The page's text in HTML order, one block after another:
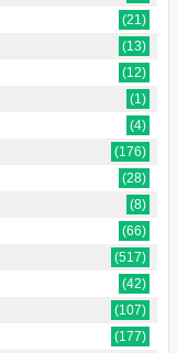
(21)
(13)
(12)
(1)
(4)
(176)
(28)
(8)
(66)
(517)
(42)
(107)
(177)